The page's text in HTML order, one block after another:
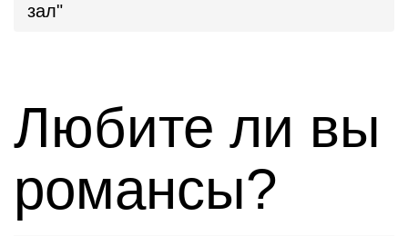
зал"
Любите ли вы
романсы?